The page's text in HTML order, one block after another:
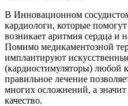
В Инновационном
кардиологи, которые
возникает аритмия сердца и
Помимо медикаментозной
имплантируют
(кардиостимуляторы) любой
правильное лечение
многих осложнений, а
качество.